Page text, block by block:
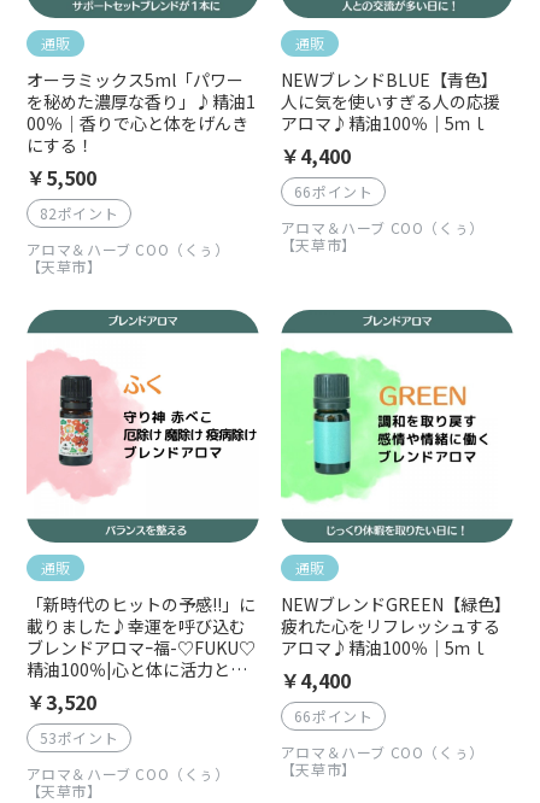
通販
オーラミックス5ml「パワー
を秘めた濃厚な香り」♪精油1
00％｜香りで心と体をげんき
にする！
￥5,500
82ポイント
アロマ＆ハーブ COO（くぅ）
【天草市】
通販
NEWブレンドBLUE【青色】
人に気を使いすぎる人の応援
アロマ♪精油100％｜5ｍｌ
￥4,400
66ポイント
アロマ＆ハーブ COO（くぅ）
【天草市】
通販
「新時代のヒットの予感!!」に
載りました♪幸運を呼び込む
ブレンドアロマｰ福-♡FUKU♡
精油100％|心と体に活力と癒
しをくれるお守りアロマ
￥3,520
53ポイント
アロマ＆ハーブ COO（くぅ）
【天草市】
通販
NEWブレンドGREEN【緑色】
疲れた心をリフレッシュする
アロマ♪精油100％｜5ｍｌ
￥4,400
66ポイント
アロマ＆ハーブ COO（くぅ）
【天草市】